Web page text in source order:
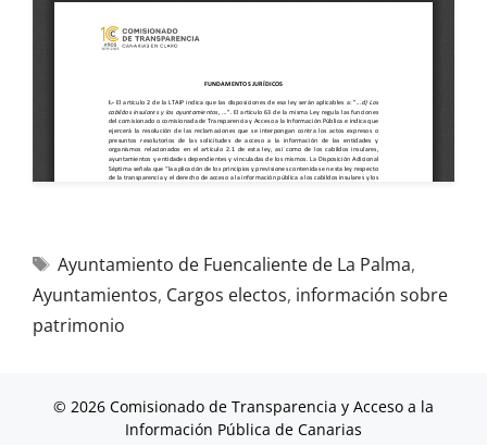
Ayuntamiento de Fuencaliente de La Palma,
Ayuntamientos, Cargos electos, información sobre
patrimonio
© 2026 Comisionado de Transparencia y Acceso a la
Información Pública de Canarias